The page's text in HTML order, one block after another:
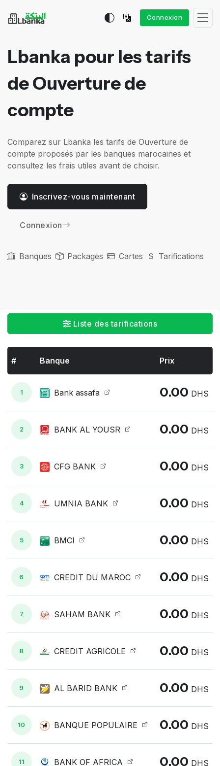
Connexion
Lbanka pour les tarifs
de Ouverture de
compte
Comparez sur Lbanka les tarifs de Ouverture de
compte proposés par les banques marocaines et
consultez les frais utiles avant de choisir.
Inscrivez-vous maintenant
Connexion
Banques Packages Cartes Tarifications
Liste des tarifications
# Banque Prix
1 Bank assafa 0.00 DHS
2 BANK AL YOUSR 0.00 DHS
3 CFG BANK 0.00 DHS
4 UMNIA BANK 0.00 DHS
5 BMCI 0.00 DHS
6 CREDIT DU MAROC 0.00 DHS
7 SAHAM BANK 0.00 DHS
8 CREDIT AGRICOLE 0.00 DHS
9 AL BARID BANK 0.00 DHS
10 BANQUE POPULAIRE 0.00 DHS
11 BANK OF AFRICA 0.00 DHS